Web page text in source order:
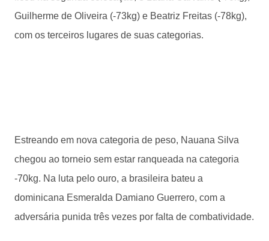
Guilherme de Oliveira (-73kg) e Beatriz Freitas (-78kg),
com os terceiros lugares de suas categorias.
Estreando em nova categoria de peso, Nauana Silva
chegou ao torneio sem estar ranqueada na categoria
-70kg. Na luta pelo ouro, a brasileira bateu a
dominicana Esmeralda Damiano Guerrero, com a
adversária punida três vezes por falta de combatividade.